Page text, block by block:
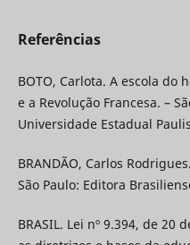
Referências
BOTO, Carlota. A escola
e a Revolução Francesa. –
Universidade Estadual
BRANDÃO, Carlos
São Paulo: Editora
BRASIL. Lei nº 9.394, de 20